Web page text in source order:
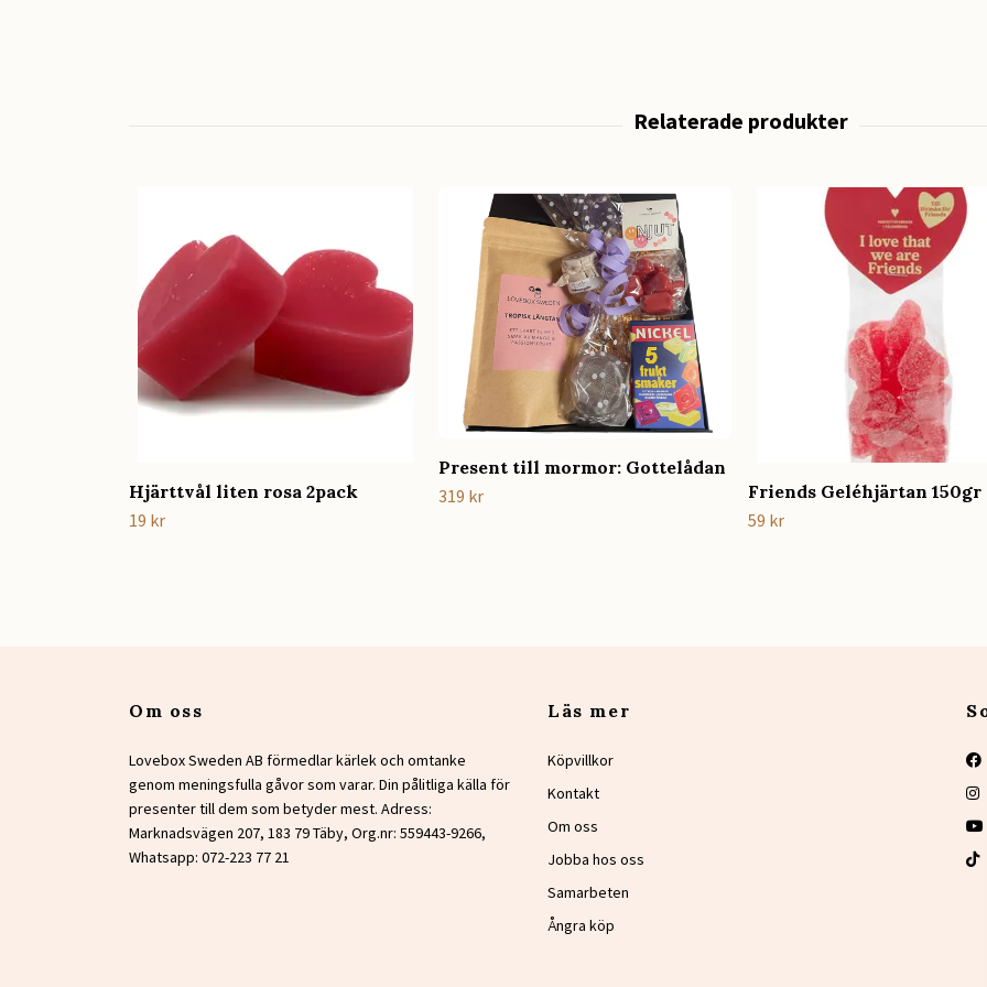
Hjärttvål liten rosa 2pack
19 kr
Present till mormor: Gottelådan
319 kr
Friends Geléhjärtan 150gr
59 kr
Om oss
Lovebox Sweden AB förmedlar kärlek och omtanke
genom meningsfulla gåvor som varar. Din pålitliga källa för
presenter till dem som betyder mest. Adress:
Marknadsvägen 207, 183 79 Täby, Org.nr: 559443-9266,
Whatsapp: 072-223 77 21
Läs mer
Köpvillkor
Kontakt
Om oss
Jobba hos oss
Samarbeten
Ångra köp